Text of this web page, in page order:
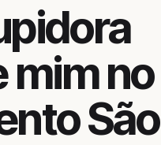
mim no
São